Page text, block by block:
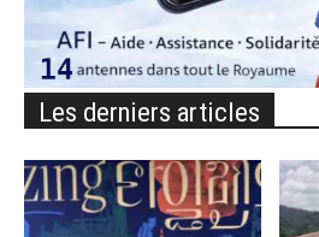
Les derniers articles